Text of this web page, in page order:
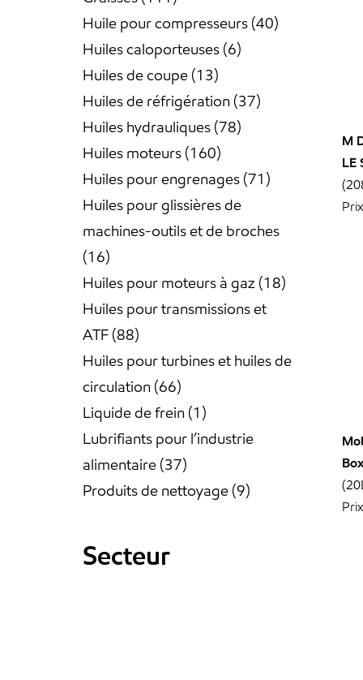
Huile pour compresseurs 40
Huiles caloporteuses 6
Huiles de coupe 13
Huiles de réfrigération 37
Huiles hydrauliques 78
Huiles moteurs 160
Huiles pour engrenages 71
Huiles pour glissières de
machines-outils et de broches
16
Huiles pour moteurs à gaz 18
Huiles pour transmissions et
ATF 88
Huiles pour turbines et huiles de
circulation 66
Liquide de frein 1
Lubrifiants pour l’industrie
alimentaire 37
Produits de nettoyage 9
Secteur
M
LE
Box